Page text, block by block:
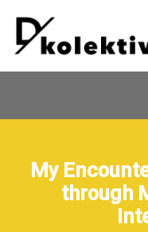
My
through